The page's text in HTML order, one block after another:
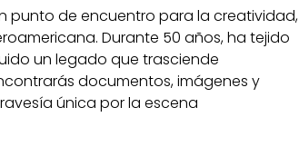
punto de encuentro para la creatividad,
Durante 50 años, ha tejido
un legado que trasciende
documentos, imágenes y
única por la escena